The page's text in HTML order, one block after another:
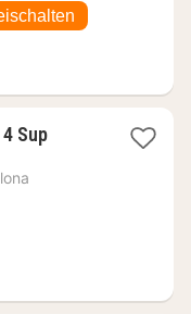
109,58
€
Sup1